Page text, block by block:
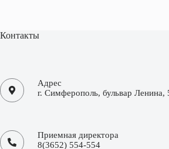
Контакты
Адрес
г. Симферополь, бульвар Ленина,
Приемная директора
8(3652) 554-554